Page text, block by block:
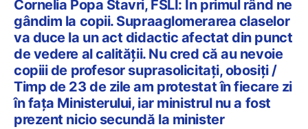
Cornelia Popa Stavri, FSLI: În primul rând ne
gândim la copii. Supraaglomerarea claselor
va duce la un act didactic afectat din punct
de vedere al calității. Nu cred că au nevoie
copiii de profesor suprasolicitați, obosiți /
Timp de 23 de zile am protestat în fiecare zi
în fața Ministerului, iar ministrul nu a fost
prezent nicio secundă la minister